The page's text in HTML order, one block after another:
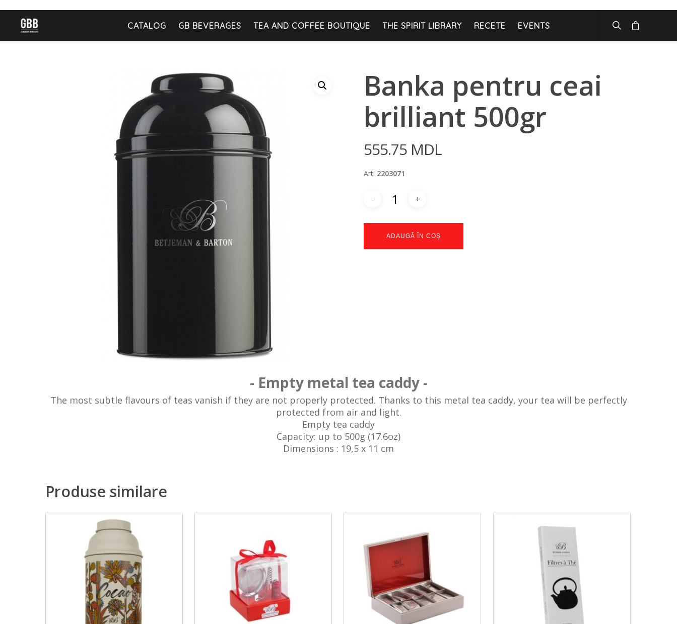
CATALOG GB BEVERAGES TEA AND COFFEE BOUTIQUE THE SPIRIT LIBRARY RECETE EVENTS
Banka pentru ceai
brilliant 500gr
555.75 MDL
Art: 2203071
ADAUGĂ ÎN COȘ
- Empty metal tea caddy -
The most subtle flavours of teas vanish if they are not properly protected. Thanks to this metal tea caddy, your tea will be perfectly
protected from air and light.
Empty tea caddy
Capacity: up to 500g (17.6oz)
Dimensions : 19,5 x 11 cm
Produse similare